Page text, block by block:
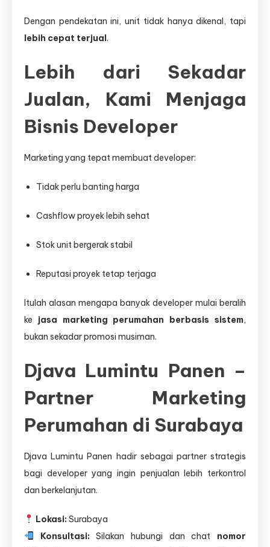
Dengan pendekatan ini, unit tidak hanya dikenal, tapi
lebih cepat terjual.
Lebih dari Sekadar
Jualan, Kami Menjaga
Bisnis Developer
Marketing yang tepat membuat developer:
Tidak perlu banting harga
Cashflow proyek lebih sehat
Stok unit bergerak stabil
Reputasi proyek tetap terjaga
Itulah alasan mengapa banyak developer mulai beralih
ke jasa marketing perumahan berbasis sistem,
bukan sekadar promosi musiman.
Djava Lumintu Panen –
Partner Marketing
Perumahan di Surabaya
Djava Lumintu Panen hadir sebagai partner strategis
bagi developer yang ingin penjualan lebih terkontrol
dan berkelanjutan.
Lokasi: Surabaya
Konsultasi: Silakan hubungi dan chat nomor